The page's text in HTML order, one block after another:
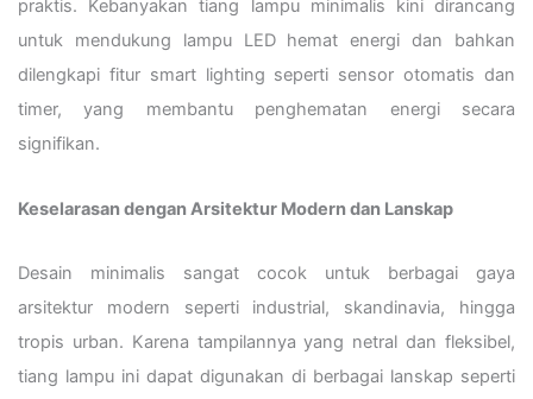
praktis. Kebanyakan tiang lampu minimalis kini dirancang
untuk mendukung lampu LED hemat energi dan bahkan
dilengkapi fitur smart lighting seperti sensor otomatis dan
timer, yang membantu penghematan energi secara
signifikan.
Keselarasan dengan Arsitektur Modern dan Lanskap
Desain minimalis sangat cocok untuk berbagai gaya
arsitektur modern seperti industrial, skandinavia, hingga
tropis urban. Karena tampilannya yang netral dan fleksibel,
tiang lampu ini dapat digunakan di berbagai lanskap seperti